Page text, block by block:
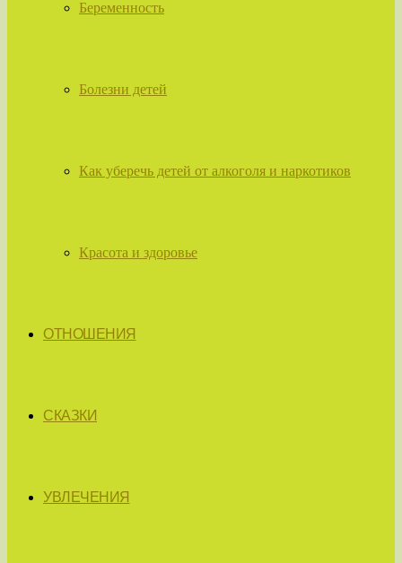
Беременность
Болезни детей
Как уберечь детей от алкоголя и наркотиков
Красота и здоровье
ОТНОШЕНИЯ
СКАЗКИ
УВЛЕЧЕНИЯ